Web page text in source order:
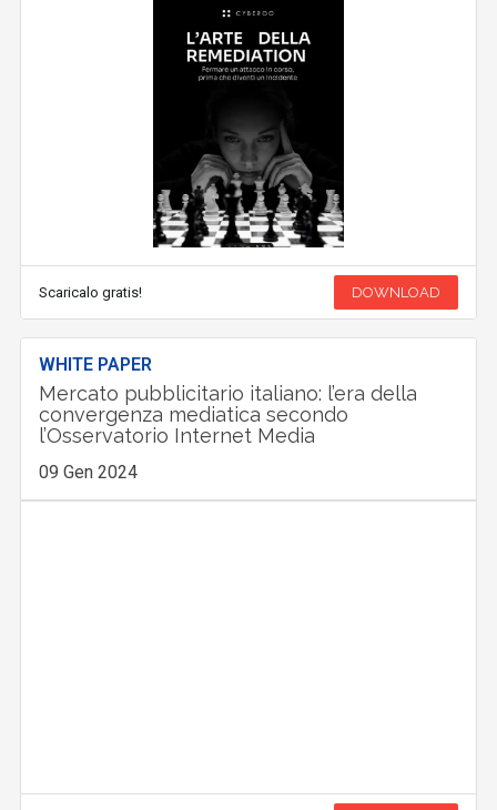
Scaricalo gratis! DOWNLOAD
WHITE PAPER
Mercato pubblicitario italiano: l’era della
convergenza mediatica secondo
l’Osservatorio Internet Media
09 Gen 2024